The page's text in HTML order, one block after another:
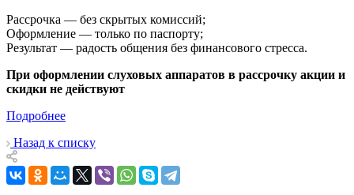
Рассрочка — без скрытых комиссий;
Оформление — только по паспорту;
Результат — радость общения без финансового стресса.
При оформлении слуховых аппаратов в рассрочку акции и
скидки не действуют
Подробнее
Назад к списку